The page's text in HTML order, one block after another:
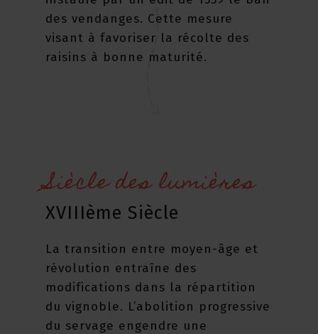
des vendanges. Cette mesure
visant à favoriser la récolte des
raisins à bonne maturité.
Siècle des lumières
XVIIIème Siècle
La transition entre moyen-âge et
révolution entraîne des
modifications dans la répartition
du vignoble. L’abolition progressive
du servage engendre une